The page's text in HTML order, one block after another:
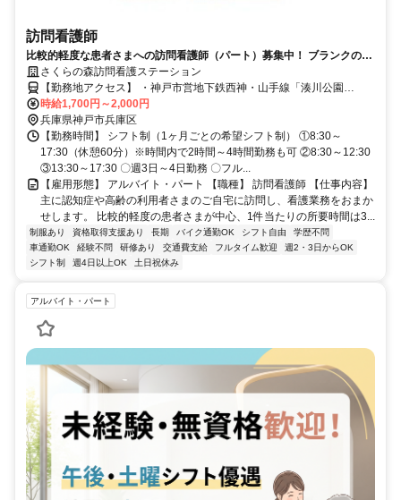
訪問看護師
比較的軽度な患者さまへの訪問看護師（パート）募集中！ ブランクのあ
る方、未経験歓迎‼同行研修あり安心してスタート出来ます♪
さくらの森訪問看護ステーション
【勤務地アクセス】 ・神戸市営地下鉄西神・山手線「湊川公園
駅」、神戸電鉄有馬線「湊川駅」より徒歩約3分 ・各線「新開地駅」
より徒歩約3分 ＼直行直帰OK！／ 〇車、バイク通勤可（駐車場な
し） 〇自転車通勤可
時給1,700円～2,000円
兵庫県神戸市兵庫区
【勤務時間】 シフト制（1ヶ月ごとの希望シフト制） ①8:30～
17:30（休憩60分）※時間内で2時間～4時間勤務も可 ②8:30～12:30
③13:30～17:30 〇週3日～4日勤務 〇フル...
【雇用形態】 アルバイト・パート 【職種】 訪問看護師 【仕事内容】
主に認知症や高齢の利用者さまのご自宅に訪問し、看護業務をおまか
せします。 比較的軽度の患者さまが中心、1件当たりの所要時間は3...
制服あり 資格取得支援あり 長期 バイク通勤OK シフト自由
学歴不問
車通勤OK
経験不問 研修あり 交通費支給 フルタイム歓迎
週2・3日からOK
シフト制
週4日以上OK 土日祝休み
アルバイト・パート